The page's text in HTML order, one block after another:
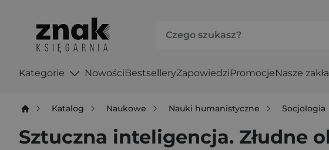
Kategorie NowościBestselleryZapowiedziPromocjeNasze
Katalog Naukowe Nauki humanistyczne Socjologia
Sztuczna inteligencja. Złudne